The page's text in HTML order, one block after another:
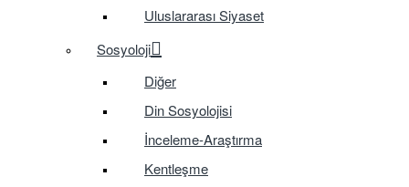
Uluslararası Siyaset
Sosyoloji
Diğer
Din Sosyolojisi
İnceleme-Araştırma
Kentleşme